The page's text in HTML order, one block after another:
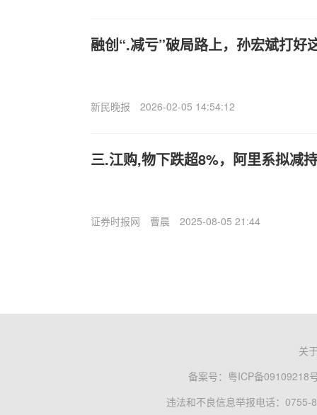
融创“.减亏”破局路上，孙宏斌打好
新民晚报 2026-02-05 14:54:12
三.江购,物下跌超8%，阿里系拟减
证券时报网 曹晨 2025-08-05 21:44
关
备案号： 粤ICP备09109218
违法和不良信息举报电话：0755-